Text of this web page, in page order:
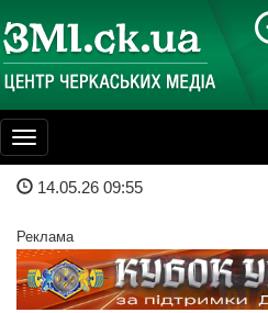
Toggle
navigation
14.05.26 09:55
Реклама